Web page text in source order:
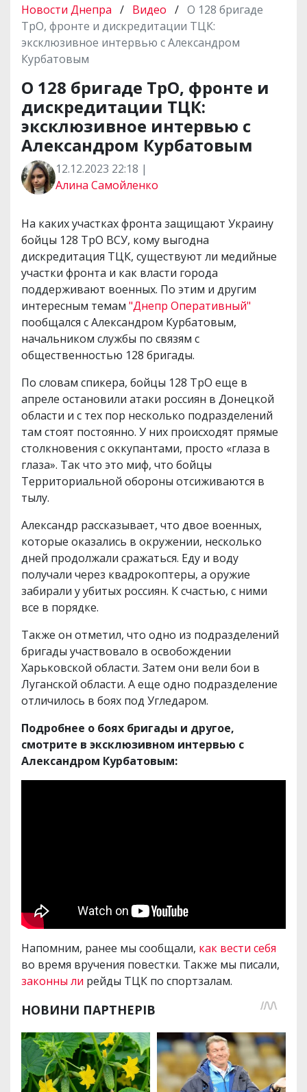
Новости Днепра / Видео / О 128 бригаде
ТрО, фронте и дискредитации ТЦК:
эксклюзивное интервью с Александром
Курбатовым
О 128 бригаде ТрО, фронте и
дискредитации ТЦК:
эксклюзивное интервью с
Александром Курбатовым
12.12.2023 22:18 |
Алина Самойленко
На каких участках фронта защищают Украину
бойцы 128 ТрО ВСУ, кому выгодна
дискредитация ТЦК, существуют ли медийные
участки фронта и как власти города
поддерживают военных. По этим и другим
интересным темам "Днепр Оперативный"
пообщался с Александром Курбатовым,
начальником службы по связям с
общественностью 128 бригады.
По словам спикера, бойцы 128 ТрО еще в
апреле остановили атаки россиян в Донецкой
области и с тех пор несколько подразделений
там стоят постоянно. У них происходят прямые
столкновения с оккупантами, просто «глаза в
глаза». Так что это миф, что бойцы
Территориальной обороны отсиживаются в
тылу.
Александр рассказывает, что двое военных,
которые оказались в окружении, несколько
дней продолжали сражаться. Еду и воду
получали через квадрокоптеры, а оружие
забирали у убитых россиян. К счастью, с ними
все в порядке.
Также он отметил, что одно из подразделений
бригады участвовало в освобождении
Харьковской области. Затем они вели бои в
Луганской области. А еще одно подразделение
отличилось в боях под Угледаром.
Подробнее о боях бригады и другое,
смотрите в эксклюзивном интервью с
Александром Курбатовым:
Напомним, ранее мы сообщали, как вести себя
во время вручения повестки. Также мы писали,
законны ли рейды ТЦК по спортзалам.